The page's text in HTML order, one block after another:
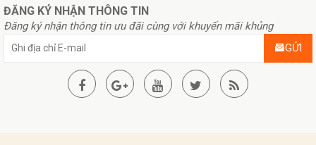
ĐĂNG KÝ NHẬN THÔNG TIN
Đăng ký nhận thông tin ưu đãi cùng với khuyến mãi khủng
GỬI